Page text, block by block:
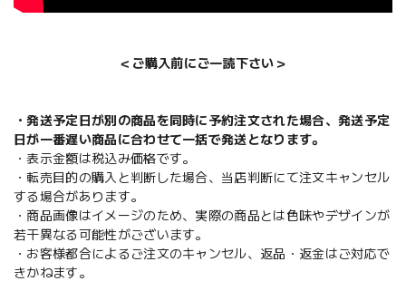
＜ご購入前にご一読下さい＞
・発送予定日が別の商品を同時に予約注文された場合、発送予定
日が一番遅い商品に合わせて一括で発送となります。
・表示金額は税込み価格です。
・転売目的の購入と判断した場合、当店判断にて注文キャンセル
する場合があります。
・商品画像はイメージのため、実際の商品とは色味やデザインが
若干異なる可能性がございます。
・お客様都合によるご注文のキャンセル、返品・返金はご対応で
きかねます。